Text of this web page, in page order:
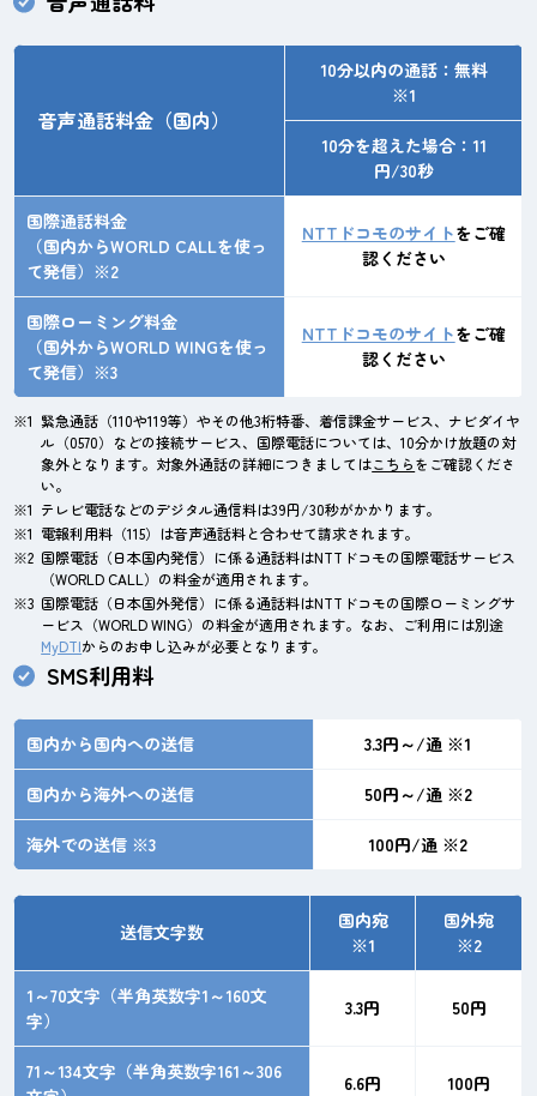
音声通話料金（国内）
10分以内の通話：無料
※1
10分を超えた場合：11
円/30秒
国際通話料金
（国内からWORLD CALLを使っ
て発信）※2
NTTドコモのサイトをご確
認ください
国際ローミング料金
（国外からWORLD WINGを使っ
て発信）※3
NTTドコモのサイトをご確
認ください
緊急通話（110や119等）やその他3桁特番、着信課金サービス、ナビダイヤ
ル（0570）などの接続サービス、国際電話については、10分かけ放題の対
象外となります。対象外通話の詳細につきましてはこちらをご確認くださ
い。
テレビ電話などのデジタル通信料は39円/30秒がかかります。
電報利用料（115）は音声通話料と合わせて請求されます。
国際電話（日本国内発信）に係る通話料はNTTドコモの国際電話サービス
（WORLD CALL）の料金が適用されます。
国際電話（日本国外発信）に係る通話料はNTTドコモの国際ローミングサ
ービス（WORLD WING）の料金が適用されます。なお、ご利用には別途
MyDTIからのお申し込みが必要となります。
SMS利用料
国内から国内への送信 3.3円～/通 ※1
国内から海外への送信 50円～/通 ※2
海外での送信 ※3 100円/通 ※2
送信文字数
国内宛
※1
国外宛
※2
1～70文字（半角英数字1～160文
字）
3.3円 50円
71～134文字（半角英数字161～306
6.6円 100円